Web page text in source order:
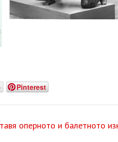
Pinterest
оперното и балетното